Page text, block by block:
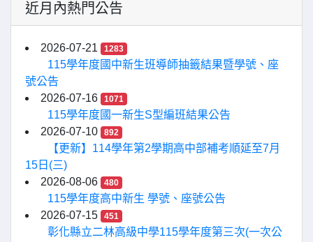
近月內熱門公告
2026-07-21 1283
115學年度國中新生班導師抽籤結果暨學號、座
號公告
2026-07-16
1071
115學年度國一新生S型編班結果公告
2026-07-10
892
【更新】114學年第2學期高中部補考順延至7月
15日(三)
2026-08-06
480
115學年度高中新生 學號、座號公告
2026-07-15
451
彰化縣立二林高級中學115學年度第三次(一次公